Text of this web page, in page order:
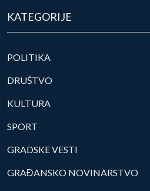
KATEGORIJE
POLITIKA
DRUŠTVO
KULTURA
SPORT
GRADSKE VESTI
GRAĐANSKO NOVINARSTVO